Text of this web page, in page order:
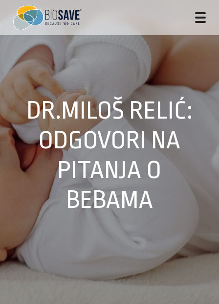
DR.MILOŠ RELIĆ:
ODGOVORI NA
PITANJA O
BEBAMA